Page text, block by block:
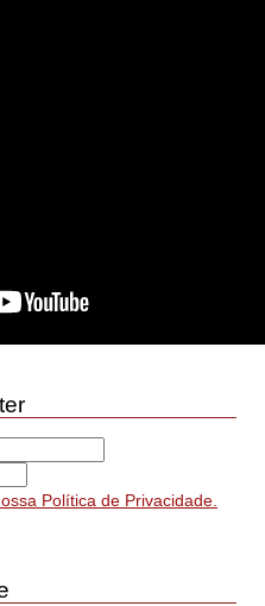
Política de Privacidade.